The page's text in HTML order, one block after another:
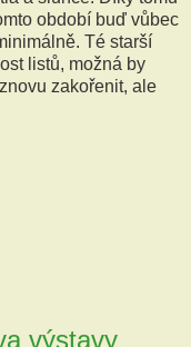
období buď vůbec
Té starší
listů, možná by
zakořenit, ale
výstavy